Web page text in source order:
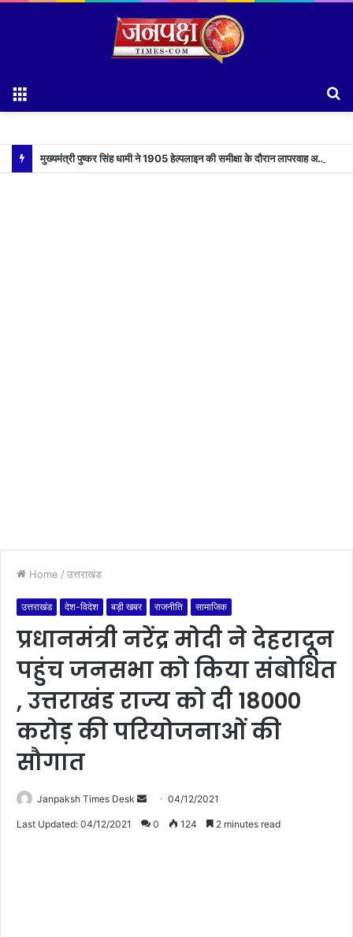
मुख्यमंत्री पुष्कर सिंह धामी ने 1905 हेल्पलाइन की समीक्षा के दौरान लापरवाह अधिकारियों को लगाई फटकार
Home / उत्तराखंड
उत्तराखंड देश-विदेश बड़ी खबर राजनीति सामाजिक
प्रधानमंत्री नरेंद्र मोदी ने देहरादून
पहुंच जनसभा को किया संबोधित
, उत्तराखंड राज्य को दी 18000
करोड़ की परियोजनाओं की
सौगात
Janpaksh Times Desk
e
04/12/2021
Last Updated: 04/12/2021 0 124 2 minutes read